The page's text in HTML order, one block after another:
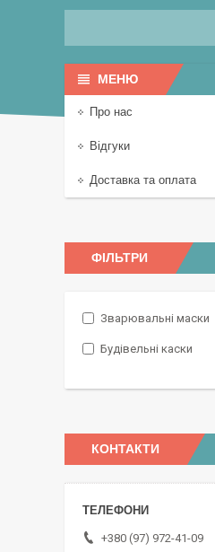
Про нас
Відгуки
Доставка та оплата
ФІЛЬТРИ
Зварювальні маски
Будівельні каски
КОНТАКТИ
+380 (97) 972-41-09